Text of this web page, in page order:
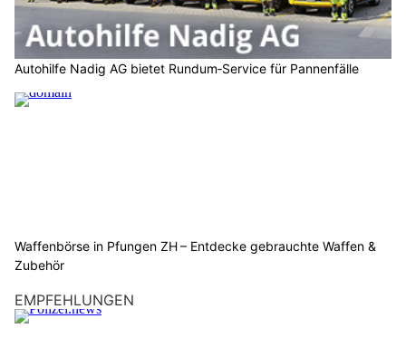
Autohilfe Nadig AG bietet Rundum‑Service für Pannenfälle
Waffenbörse in Pfungen ZH – Entdecke gebrauchte Waffen &
Zubehör
EMPFEHLUNGEN